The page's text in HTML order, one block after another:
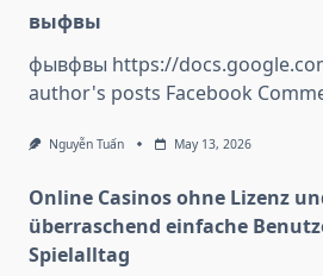
выфвы
фывфвы https://
author's posts Facebook
Nguyễn Tuấn May 13, 2026
Online Casinos ohne Lizenz
überraschend einfache
Spielalltag